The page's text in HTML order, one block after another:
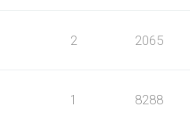
2 2065
1 8288